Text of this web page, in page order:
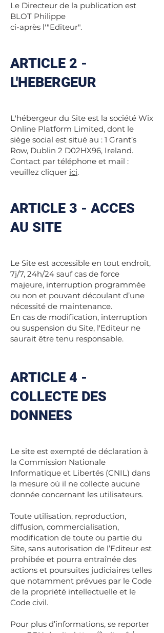
Le Directeur de la publication est
BLOT Philippe
ci-après l'"Editeur".
ARTICLE 2 -
L'HEBERGEUR
L'hébergeur du Site est la société Wix
Online Platform Limited, dont le
siège social est situé au : 1 Grant’s
Row, Dublin 2 D02HX96, Ireland.
Contact par téléphone et mail :
veuillez cliquer ici.​
ARTICLE 3 - ACCES
AU SITE
Le Site est accessible en tout endroit,
7j/7, 24h/24 sauf cas de force
majeure, interruption programmée
ou non et pouvant découlant d’une
nécessité de maintenance.
En cas de modification, interruption
ou suspension du Site, l'Editeur ne
saurait être tenu responsable.
ARTICLE 4 -
COLLECTE DES
DONNEES
Le site est exempté de déclaration à
la Commission Nationale
Informatique et Libertés (CNIL) dans
la mesure où il ne collecte aucune
donnée concernant les utilisateurs.
Toute utilisation, reproduction,
diffusion, commercialisation,
modification de toute ou partie du
Site, sans autorisation de l’Editeur est
prohibée et pourra entraînée des
actions et poursuites judiciaires telles
que notamment prévues par le Code
de la propriété intellectuelle et le
Code civil.
Pour plus d’informations, se reporter